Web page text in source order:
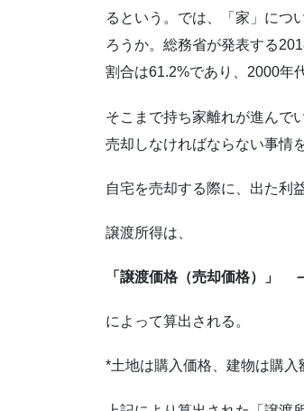
るという。では、「家」につ
ろうか。総務省が発表する
割合は61.2%であり、2000年
そこまで持ち家離れが進んで
売却しなければならない事情
自宅を売却する際に、出た利
譲渡所得は、
「譲渡価格（売却価格）」
によって算出される。
*土地は購入価格、建物は購